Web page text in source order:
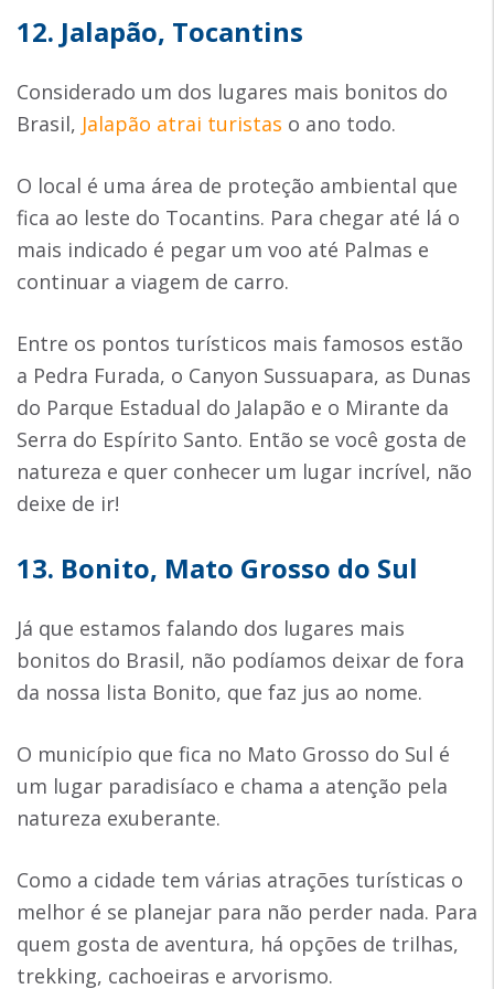
12. Jalapão, Tocantins
Considerado um dos lugares mais bonitos do
Brasil, Jalapão atrai turistas o ano todo.
O local é uma área de proteção ambiental que
fica ao leste do Tocantins. Para chegar até lá o
mais indicado é pegar um voo até Palmas e
continuar a viagem de carro.
Entre os pontos turísticos mais famosos estão
a Pedra Furada, o Canyon Sussuapara, as Dunas
do Parque Estadual do Jalapão e o Mirante da
Serra do Espírito Santo. Então se você gosta de
natureza e quer conhecer um lugar incrível, não
deixe de ir!
13. Bonito, Mato Grosso do Sul
Já que estamos falando dos lugares mais
bonitos do Brasil, não podíamos deixar de fora
da nossa lista Bonito, que faz jus ao nome.
O município que fica no Mato Grosso do Sul é
um lugar paradisíaco e chama a atenção pela
natureza exuberante.
Como a cidade tem várias atrações turísticas o
melhor é se planejar para não perder nada. Para
quem gosta de aventura, há opções de trilhas,
trekking, cachoeiras e arvorismo.